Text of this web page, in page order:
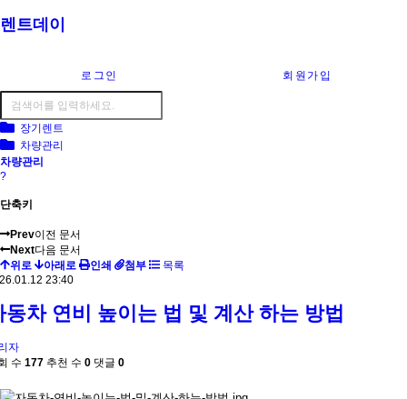
렌트데이
로그인 회원가입
장기렌트
차량관리
차량관리
?
단축키
Prev이전 문서
Next다음 문서
위로
아래로 인쇄 첨부
목록
23:40
동차 연비 높이는 법 및 계산 하는 방법
자
수 177 추천 수 0 댓글 0